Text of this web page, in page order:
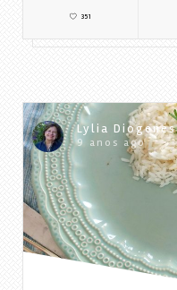
351
Lylia Diogenes
9 anos ago